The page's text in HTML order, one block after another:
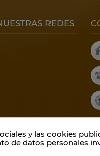
REDES
y las cookies
de datos personales